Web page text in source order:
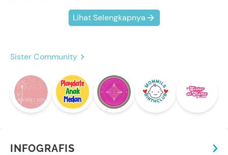
Lihat Selengkapnya
Sister Community
INFOGRAFIS